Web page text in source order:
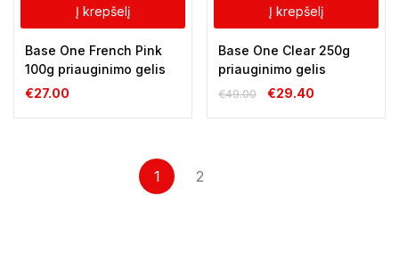
Į krepšelį
Base One French Pink
100g priauginimo gelis
€27.00
Į krepšelį
Base One Clear 250g
priauginimo gelis
€49.00 €29.40
1 2